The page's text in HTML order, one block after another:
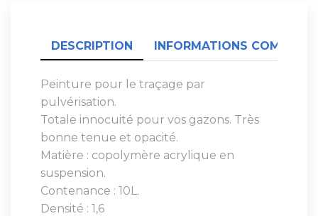
DESCRIPTION INFORMATIONS
Peinture pour le traçage par
pulvérisation.
Totale innocuité pour vos gazons. Très
bonne tenue et opacité.
Matière : copolymère acrylique en
suspension.
Contenance : 10L.
Densité : 1,6